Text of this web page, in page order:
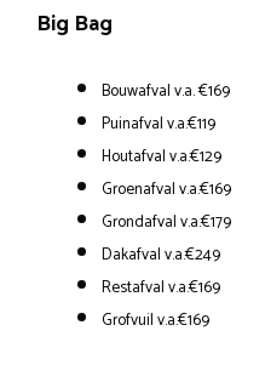
Big Bag
Bouwafval v.a. €169
Puinafval v.a.€119
Houtafval v.a.€129
Groenafval v.a.€169
Grondafval v.a.€179
Dakafval v.a.€249
Restafval v.a.€169
Grofvuil v.a.€169